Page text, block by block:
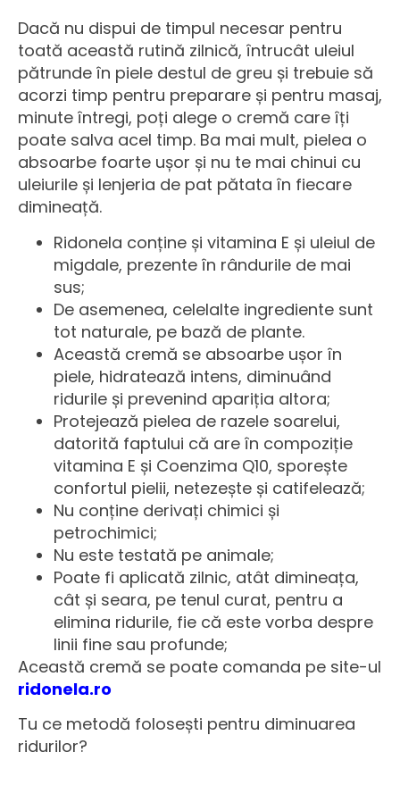
Dacă nu dispui de timpul necesar pentru
toată această rutină zilnică, întrucât uleiul
pătrunde în piele destul de greu și trebuie să
acorzi timp pentru preparare și pentru masaj,
minute întregi, poți alege o cremă care îți
poate salva acel timp. Ba mai mult, pielea o
absoarbe foarte ușor și nu te mai chinui cu
uleiurile și lenjeria de pat pătata în fiecare
dimineață.
Ridonela conține și vitamina E și uleiul de
migdale, prezente în rândurile de mai
sus;
De asemenea, celelalte ingrediente sunt
tot naturale, pe bază de plante.
Această cremă se absoarbe ușor în
piele, hidratează intens, diminuând
ridurile și prevenind apariția altora;
Protejează pielea de razele soarelui,
datorită faptului că are în compoziție
vitamina E și Coenzima Q10, sporește
confortul pielii, netezește și catifelează;
Nu conține derivați chimici și
petrochimici;
Nu este testată pe animale;
Poate fi aplicată zilnic, atât dimineața,
cât și seara, pe tenul curat, pentru a
elimina ridurile, fie că este vorba despre
linii fine sau profunde;
Această cremă se poate comanda pe site-ul
ridonela.ro
Tu ce metodă folosești pentru diminuarea
ridurilor?